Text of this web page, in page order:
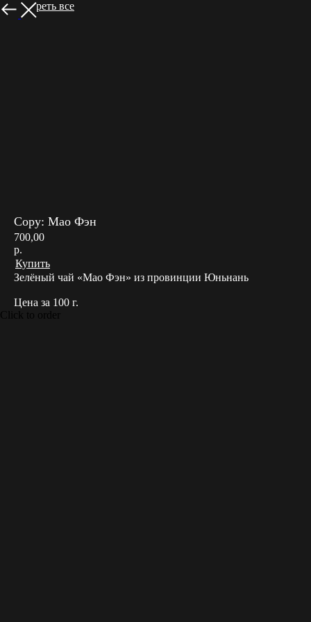
Посмотреть все
Copy: Мао Фэн
700,00
р.
Купить
Зелёный чай «Мао Фэн» из провинции Юньнань
Цена за 100 г.
Click to order